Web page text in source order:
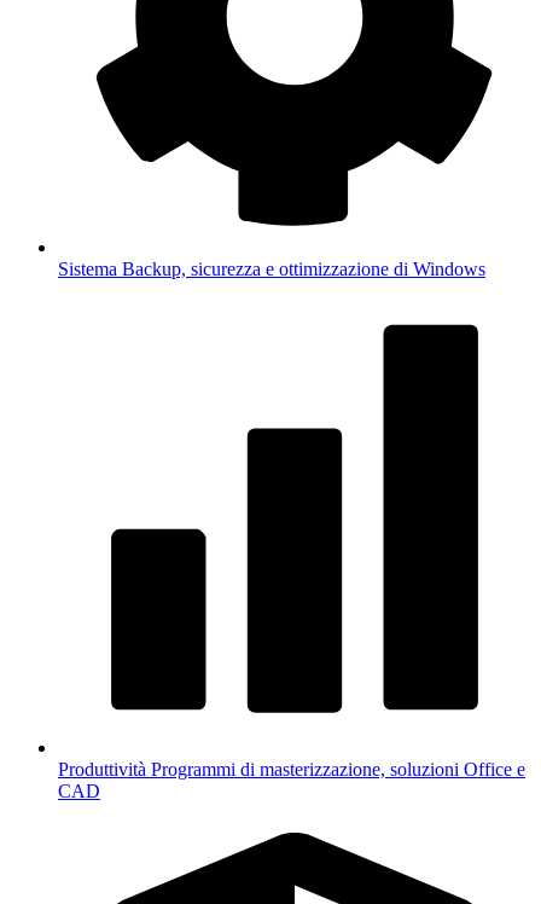
Sistema Backup, sicurezza e ottimizzazione di Windows
Produttività Programmi di masterizzazione, soluzioni Office e
CAD